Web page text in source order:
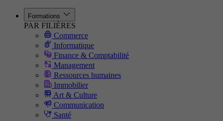
Formations
PAR FILIÈRES
Commerce
Informatique
Finance & Comptabilité
Management
Ressources humaines
Immobilier
Art & Culture
Communication
Santé